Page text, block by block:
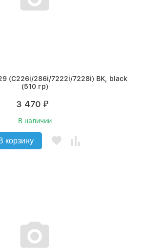
(C226i/286i/7222i/7228i) BK, black
(510 гр)
3 470 ₽
В наличии
корзину